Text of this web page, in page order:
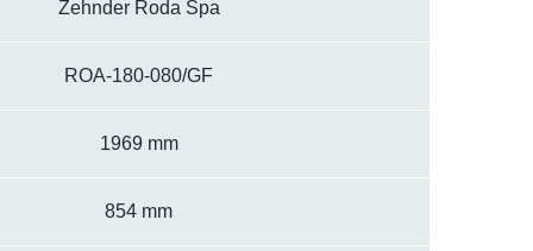
Zehnder Roda Spa
ROA-180-080/GF
1969 mm
854 mm